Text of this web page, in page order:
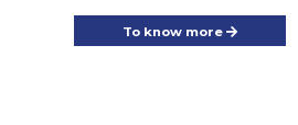
To know more